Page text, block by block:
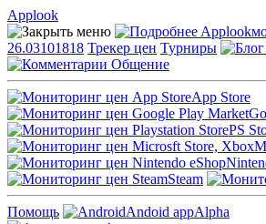
Applook
Applook
26.03101818 Трекер цен Турниры
Общение
App Store
PS
Steam
Помощь Andoid appAlpha